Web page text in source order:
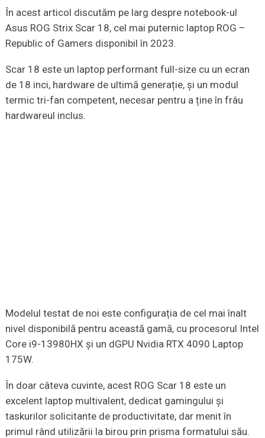
În acest articol discutăm pe larg despre notebook-ul
Asus ROG Strix Scar 18, cel mai puternic laptop ROG –
Republic of Gamers disponibil în 2023.
Scar 18 este un laptop performant full-size cu un ecran
de 18 inci, hardware de ultimă generație, și un modul
termic tri-fan competent, necesar pentru a ține în frâu
hardwareul inclus.
Modelul testat de noi este configurația de cel mai înalt
nivel disponibilă pentru această gamă, cu procesorul Intel
Core i9-13980HX și un dGPU Nvidia RTX 4090 Laptop
175W.
În doar câteva cuvinte, acest ROG Scar 18 este un
excelent laptop multivalent, dedicat gamingului și
taskurilor solicitante de productivitate, dar menit în
primul rând utilizării la birou prin prisma formatului său.